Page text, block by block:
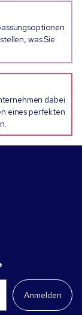
was Sie
dabei
eines perfekten
Anmelden